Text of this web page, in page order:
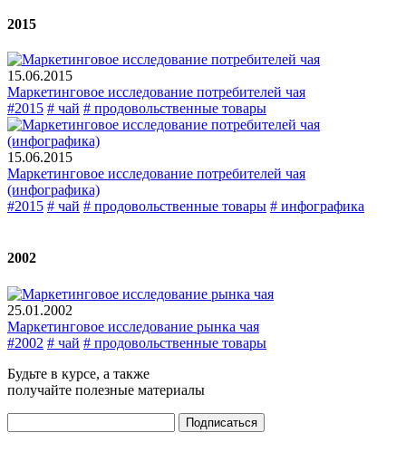
2015
15.06.2015
Маркетинговое исследование потребителей чая
#2015 # чай # продовольственные товары
15.06.2015
Маркетинговое исследование потребителей чая
(инфографика)
#2015 # чай # продовольственные товары # инфографика
2002
25.01.2002
Маркетинговое исследование рынка чая
#2002 # чай # продовольственные товары
Будьте в курсе, а также
получайте полезные материалы